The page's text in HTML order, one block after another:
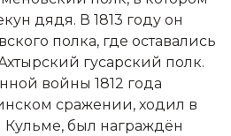
дядя. В 1813 году он
полка, где оставались
гусарский полк.
войны 1812 года
сражении, ходил в
был награждён